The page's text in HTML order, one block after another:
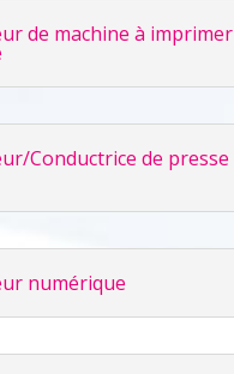
de machine à imprimer
Conductrice de presse
numérique